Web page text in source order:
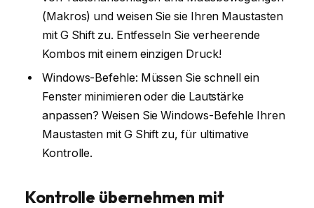
(Makros) und weisen Sie sie Ihren Maustasten
mit G Shift zu. Entfesseln Sie verheerende
Kombos mit einem einzigen Druck!
Windows-Befehle: Müssen Sie schnell ein
Fenster minimieren oder die Lautstärke
anpassen? Weisen Sie Windows-Befehle Ihren
Maustasten mit G Shift zu, für ultimative
Kontrolle.
Kontrolle übernehmen mit